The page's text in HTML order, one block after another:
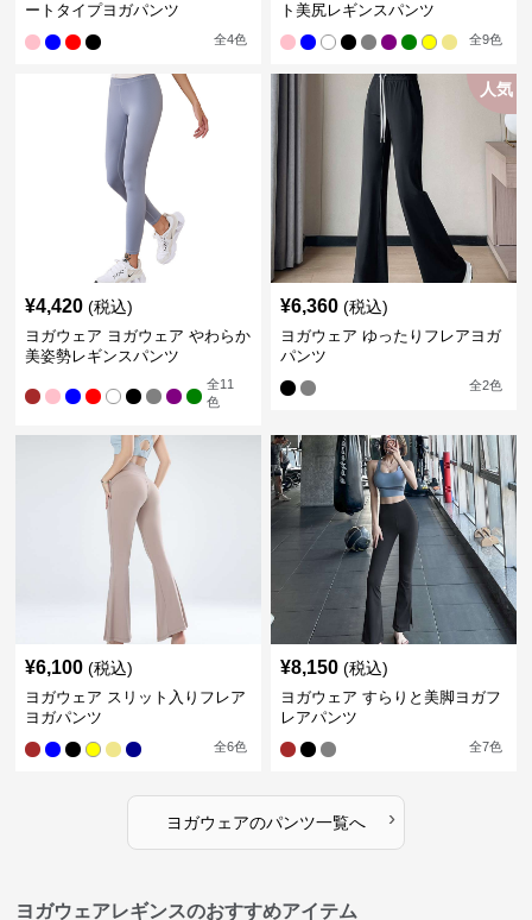
ートタイプヨガパンツ
全4色
ト美尻レギンスパンツ
全9色
¥4,420 (税込)
ヨガウェア ヨガウェア やわらか
美姿勢レギンスパンツ
全11
色
人気
¥6,360 (税込)
ヨガウェア ゆったりフレアヨガ
パンツ
全2色
¥6,100 (税込)
ヨガウェア スリット入りフレア
ヨガパンツ
全6色
¥8,150 (税込)
ヨガウェア すらりと美脚ヨガフ
レアパンツ
全7色
ヨガウェアのパンツ一覧へ ›
ヨガウェアレギンスのおすすめアイテム